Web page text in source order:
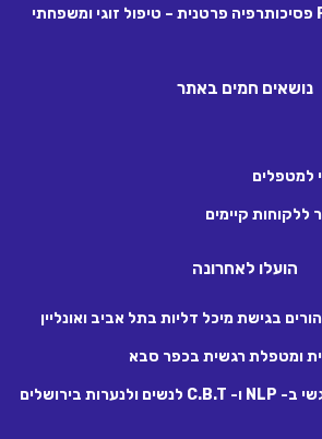
ד"ר חגית שטרן Ph.D פסיכותרפיה פרטנית – טיפול זוגי ומשפחתי
נושאים חמים באתר
למטפלים
ללקוחות קיימים
הועלו לאחרונה
בגישת מיכל דליות בתל אביב ואונליין
ומטפלת רגשית בכפר סבא
שירלי יאס – טיפול רגשי ב- NLP ו- C.B.T לנשים ולנערות בירושלים